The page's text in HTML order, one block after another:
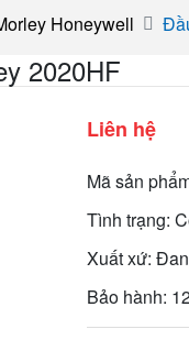
Honeywell
2020HF
Liên hệ
Mã sản
Tình trạng:
Xuất xứ:
Bảo hành: